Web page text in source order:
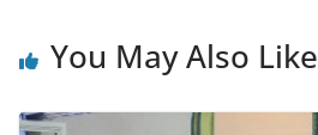
You May Also Like